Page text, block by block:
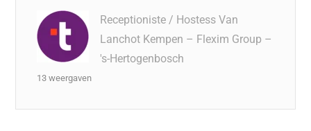
Receptioniste / Hostess Van
Lanchot Kempen – Flexim Group –
's-Hertogenbosch
13 weergaven